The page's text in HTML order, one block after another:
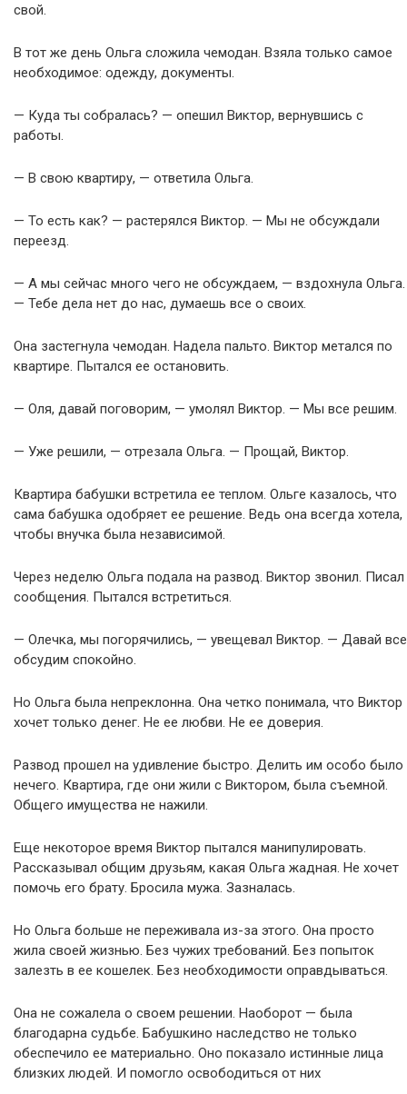
свой.
В тот же день Ольга сложила чемодан. Взяла только самое
необходимое: одежду, документы.
— Куда ты собралась? — опешил Виктор, вернувшись с
работы.
— В свою квартиру, — ответила Ольга.
— То есть как? — растерялся Виктор. — Мы не обсуждали
переезд.
— А мы сейчас много чего не обсуждаем, — вздохнула Ольга.
— Тебе дела нет до нас, думаешь все о своих.
Она застегнула чемодан. Надела пальто. Виктор метался по
квартире. Пытался ее остановить.
— Оля, давай поговорим, — умолял Виктор. — Мы все решим.
— Уже решили, — отрезала Ольга. — Прощай, Виктор.
Квартира бабушки встретила ее теплом. Ольге казалось, что
сама бабушка одобряет ее решение. Ведь она всегда хотела,
чтобы внучка была независимой.
Через неделю Ольга подала на развод. Виктор звонил. Писал
сообщения. Пытался встретиться.
— Олечка, мы погорячились, — увещевал Виктор. — Давай все
обсудим спокойно.
Но Ольга была непреклонна. Она четко понимала, что Виктор
хочет только денег. Не ее любви. Не ее доверия.
Развод прошел на удивление быстро. Делить им особо было
нечего. Квартира, где они жили с Виктором, была съемной.
Общего имущества не нажили.
Еще некоторое время Виктор пытался манипулировать.
Рассказывал общим друзьям, какая Ольга жадная. Не хочет
помочь его брату. Бросила мужа. Зазналась.
Но Ольга больше не переживала из-за этого. Она просто
жила своей жизнью. Без чужих требований. Без попыток
залезть в ее кошелек. Без необходимости оправдываться.
Она не сожалела о своем решении. Наоборот — была
благодарна судьбе. Бабушкино наследство не только
обеспечило ее материально. Оно показало истинные лица
близких людей. И помогло освободиться от них